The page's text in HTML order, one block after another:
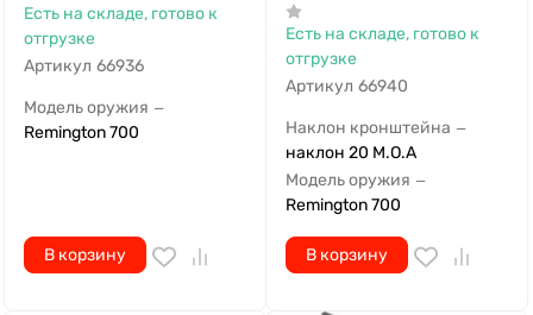
Есть на складе, готово к
отгрузке
Артикул 66936
Модель оружия —
Remington 700
В корзину
Есть на складе, готово к
отгрузке
Артикул 66940
Наклон кронштейна —
наклон 20 M.O.A
Модель оружия —
Remington 700
В корзину